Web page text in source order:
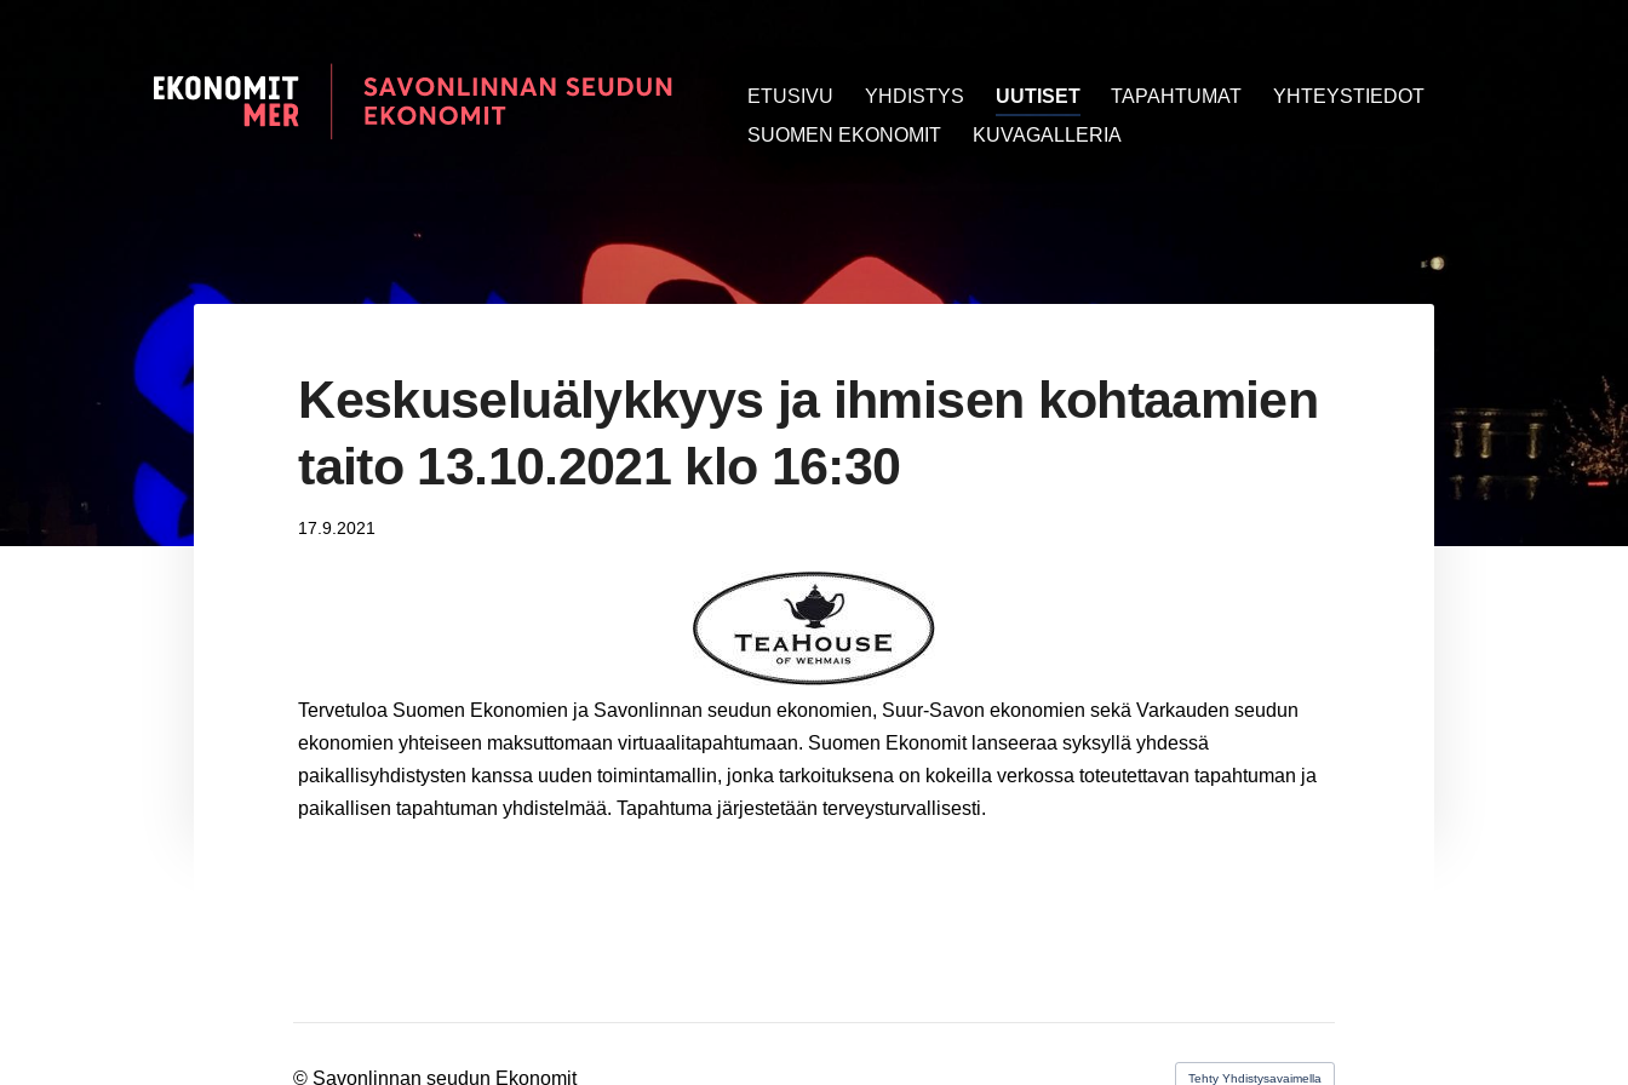
Savonlinnan seudun Ekonomit
ETUSIVU YHDISTYS UUTISET TAPAHTUMAT
YHTEYSTIEDOT
SUOMEN EKONOMIT
KUVAGALLERIA
Keskuseluälykkyys ja ihmisen kohtaamien
taito 13.10.2021 klo 16:30
17.9.2021
Tervetuloa Suomen Ekonomien ja Savonlinnan seudun ekonomien, Suur-Savon ekonomien sekä Varkauden seudun
ekonomien yhteiseen maksuttomaan virtuaalitapahtumaan. Suomen Ekonomit lanseeraa syksyllä yhdessä
paikallisyhdistysten kanssa uuden toimintamallin, jonka tarkoituksena on kokeilla verkossa toteutettavan tapahtuman ja
paikallisen tapahtuman yhdistelmää. Tapahtuma järjestetään terveysturvallisesti.
© Savonlinnan seudun Ekonomit Tehty Yhdistysavaimella